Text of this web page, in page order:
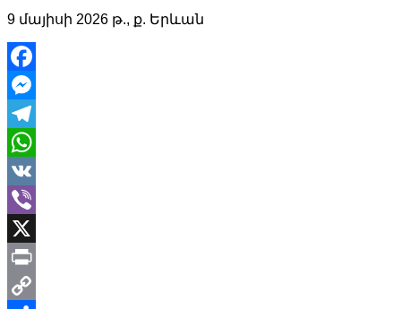
9 մայիսի 2026 թ., ք. Երևան
Facebook
Messenger
Telegram
WhatsApp
VK
Viber
X
Print